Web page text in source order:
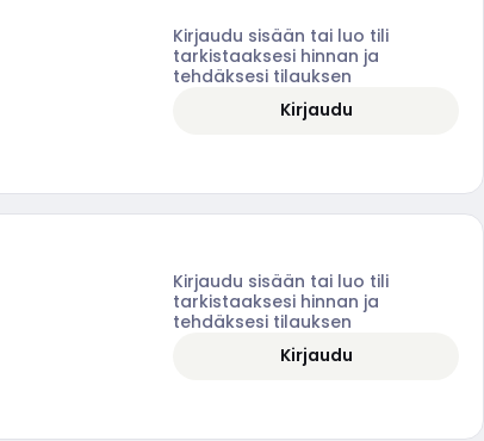
Kirjaudu sisään tai luo tili
tarkistaaksesi hinnan ja
tehdäksesi tilauksen
Kirjaudu
Kirjaudu sisään tai luo tili
tarkistaaksesi hinnan ja
tehdäksesi tilauksen
Kirjaudu